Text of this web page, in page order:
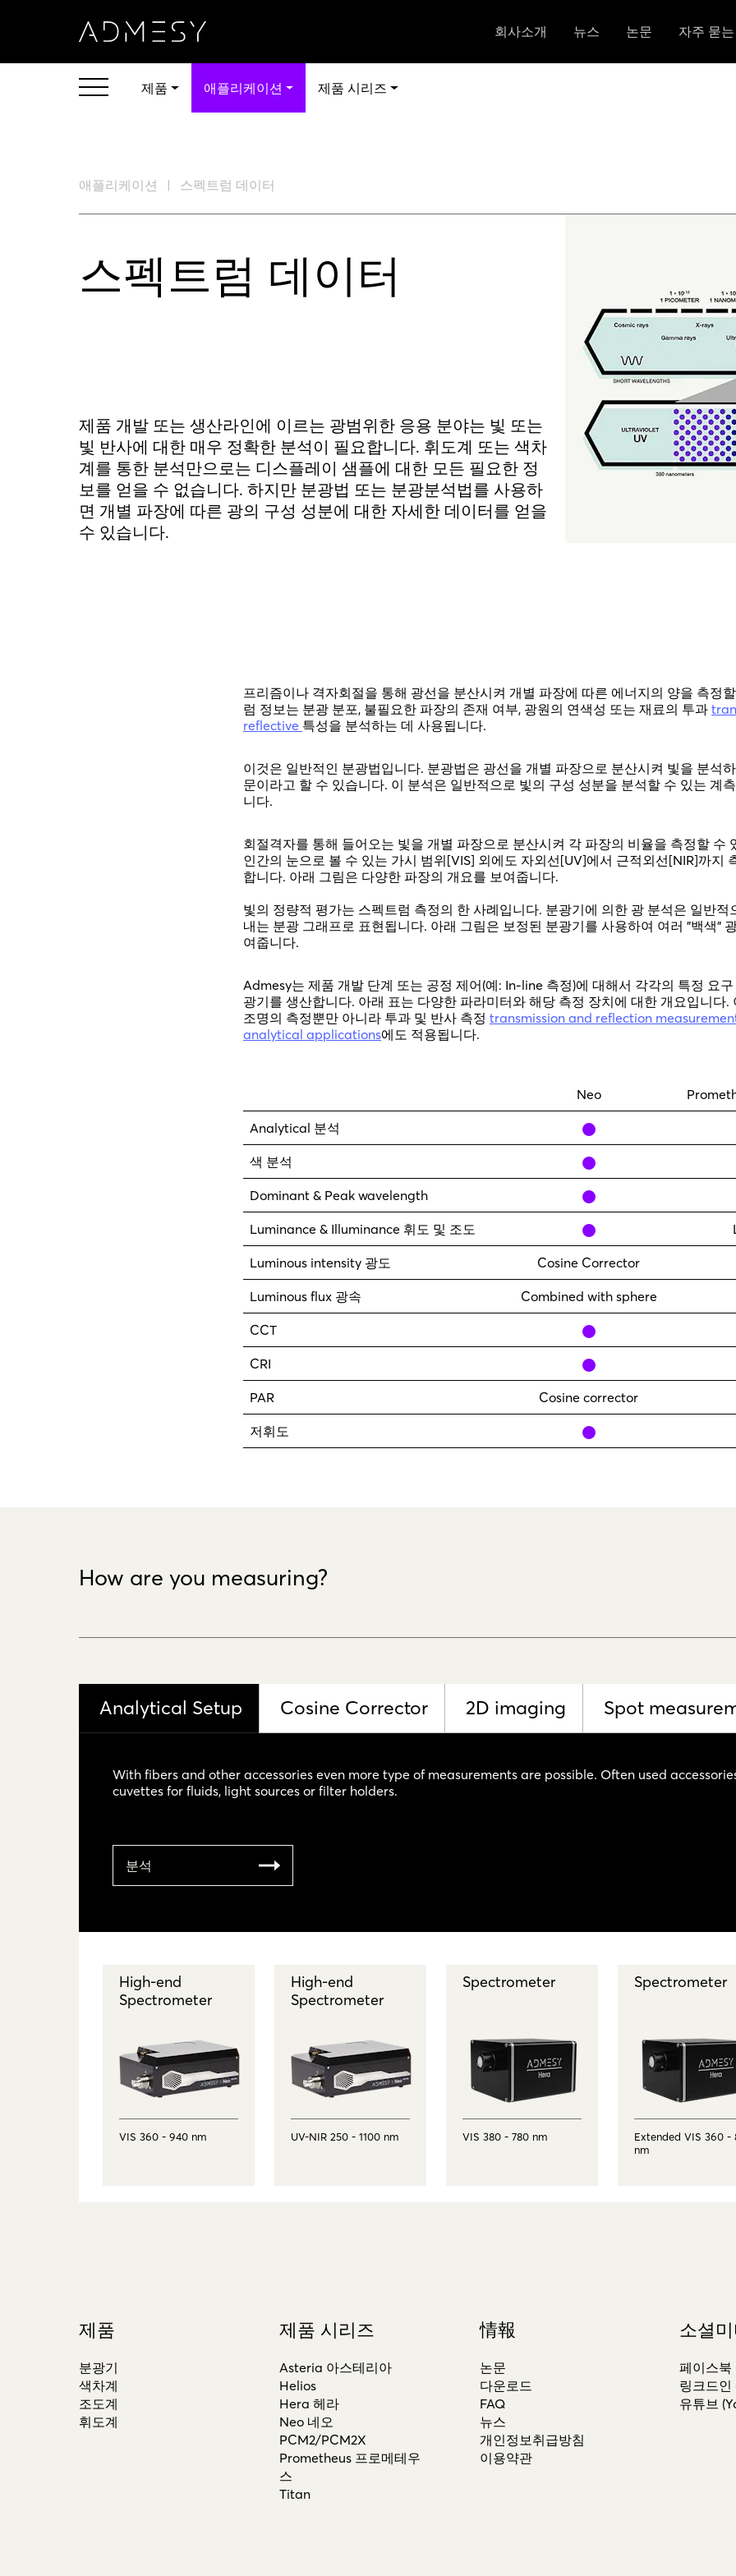
회사소개 뉴스 논문 자주 묻
제품 애플리케이션 제품 시리즈
애플리케이션 스펙트럼 데이터
스펙트럼 데이터
제품 개발 또는 생산라인에 이르는 광범위한 응용 분야는 빛 또는
빛 반사에 대한 매우 정확한 분석이 필요합니다. 휘도계 또는 색차
계를 통한 분석만으로는 디스플레이 샘플에 대한 모든 필요한 정
보를 얻을 수 없습니다. 하지만 분광법 또는 분광분석법를 사용하
면 개별 파장에 따른 광의 구성 성분에 대한 자세한 데이터를 얻을
수 있습니다.
프리즘이나 격자회절을 통해 광선을 분산시켜 개별 파장에 따른 에너지의 양을 측정
럼 정보는 분광 분포, 불필요한 파장의 존재 여부, 광원의 연색성 또는 재료의 투과
reflective 특성을 분석하는 데 사용됩니다.
이것은 일반적인 분광법입니다. 분광법은 광선을 개별 파장으로 분산시켜 빛을 분석
문이라고 할 수 있습니다. 이 분석은 일반적으로 빛의 구성 성분을 분석할 수 있는 계
니다.
회절격자를 통해 들어오는 빛을 개별 ​​파장으로 분산시켜 각 파장의 비율을 측정할 수
인간의 눈으로 볼 수 있는 가시 범위[VIS] 외에도 자외선[UV]에서 근적외선[NIR]까지
합니다. 아래 그림은 다양한 파장의 개요를 보여줍니다.
빛의 정량적 평가는 스펙트럼 측정의 한 사례입니다. 분광기에 의한 광 분석은 일반적
내는 분광 그래프로 표현됩니다. 아래 그림은 보정된 분광기를 사용하여 여러 "백색"
여줍니다.
Admesy는 제품 개발 단계 또는 공정 제어(예: In-line 측정)에 대해서 각각의 특정 요
광기를 생산합니다. 아래 표는 다양한 파라미터와 해당 측정 장치에 대한 개요입니다.
조명의 측정뿐만 아니라 투과 및 반사 측정 transmission and reflection
analytical applications에도 적용됩니다.
Neo
Analytical 분석 yes
색 분석 yes
Dominant & Peak wavelength yes
Luminance & Illuminance 휘도 및 조도 yes
Luminous intensity 광도 Cosine Corrector
Luminous flux 광속 Combined with sphere
CCT yes
CRI yes
PAR Cosine corrector
저휘도 yes
How are you measuring?
Analytical Setup Cosine Corrector 2D imaging Spot
With fibers and other accessories even more type of measurements are possible. Often used
cuvettes for fluids, light sources or filter holders.
분석
High-end
Spectrometer
VIS 360 - 940 nm
High-end
Spectrometer
UV-NIR 250 - 1100 nm
Spectrometer
VIS 380 - 780 nm
Spectrometer
Extended VIS 360 -
nm
제품
분광기
색차계
조도계
휘도계
제품 시리즈
Asteria 아스테리아
Helios
Hera 헤라
Neo 네오
PCM2/PCM2X
Prometheus 프로메테우
스
Titan
情報
논문
다운로드
FAQ
뉴스
개인정보취급방침
이용약관
소셜
페이스북
링크드인
유튜브